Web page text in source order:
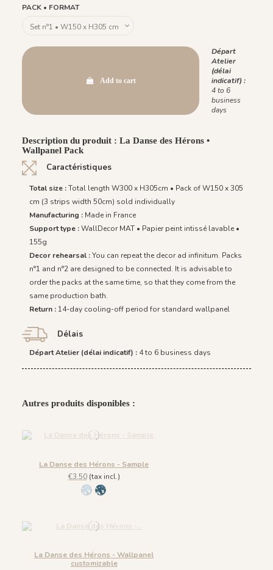
PACK • FORMAT
Add to cart
Départ
Atelier
(délai
indicatif) :
4 to 6
business
days
Description du produit : La Danse des Hérons •
Wallpanel Pack
Caractéristiques
Total size :Total length W300 x H305cm • Pack of W150 x 305
cm (3 strips width 50cm) sold individually
Manufacturing : Made in France
Support type :WallDecor MAT • Papier peint intissé lavable •
155g
Decor rehearsal :You can repeat the decor ad infinitum. Packs
n°1 and n°2 are designed to be connected. It is advisable to
order the packs at the same time, so that they come from the
same production bath.
Return : 14-day cooling-off period for standard wallpanel
Délais
Départ Atelier (délai indicatif) : 4 to 6 business days
Autres produits disponibles :
La Danse des Hérons - Sample
€3.50(tax incl.)
1304 - Bleu Dragée
1305-Bleu de Prusse
La Danse des Hérons - Wallpanel
customizable